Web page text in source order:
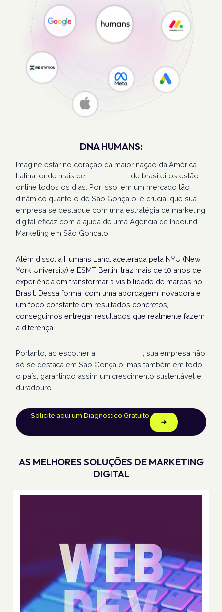
DNA HUMANS:
Imagine estar no coração da maior nação da América
Latina, onde mais de
de brasileiros estão
online todos os dias. Por isso, em um mercado tão
dinâmico quanto o de São Gonçalo, é crucial que sua
empresa se destaque com uma estratégia de marketing
digital eficaz com a ajuda de uma Agência de Inbound
Marketing em São Gonçalo.
Além disso, a Humans Land, acelerada pela NYU (New
York University) e ESMT Berlin, traz mais de 10 anos de
experiência em transformar a visibilidade de marcas no
Brasil. Dessa forma, com uma abordagem inovadora e
um foco constante em resultados concretos,
conseguimos entregar resultados que realmente fazem
a diferença.
Portanto, ao escolher a
, sua empresa não
só se destaca em São Gonçalo, mas também em todo
o país, garantindo assim um crescimento sustentável e
duradouro.
Solicite aqui um Diagnóstico Gratuito
AS MELHORES SOLUÇÕES DE MARKETING
DIGITAL